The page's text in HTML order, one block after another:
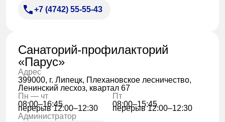
+7 (4742) 55-55-43
Санаторий-профилакторий
«Парус»
Адрес
399000, г. Липецк, Плехановское лесничество,
Ленинский лесхоз, квартал 67
Пн — чт
08:00–16:45
перерыв 12:00–12:30
Пт
08:00–15:45
перерыв 12:00–12:30
Администратор